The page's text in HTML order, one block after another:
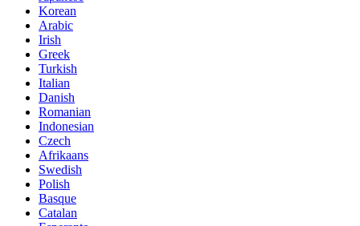
Korean
Arabic
Irish
Greek
Turkish
Italian
Danish
Romanian
Indonesian
Czech
Afrikaans
Swedish
Polish
Basque
Catalan